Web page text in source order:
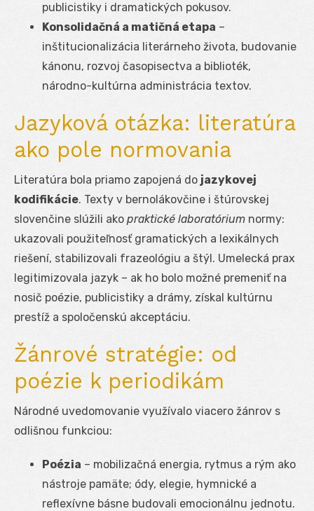
publicistiky i dramatických pokusov.
Konsolidačná a matičná etapa –
inštitucionalizácia literárneho života, budovanie
kánonu, rozvoj časopisectva a biblioték,
národno-kultúrna administrácia textov.
Jazyková otázka: literatúra
ako pole normovania
Literatúra bola priamo zapojená do jazykovej
kodifikácie. Texty v bernolákovčine i štúrovskej
slovenčine slúžili ako praktické laboratórium normy:
ukazovali použiteľnosť gramatických a lexikálnych
riešení, stabilizovali frazeológiu a štýl. Umelecká prax
legitimizovala jazyk – ak ho bolo možné premeniť na
nosič poézie, publicistiky a drámy, získal kultúrnu
prestíž a spoločenskú akceptáciu.
Žánrové stratégie: od
poézie k periodikám
Národné uvedomovanie využívalo viacero žánrov s
odlišnou funkciou:
Poézia – mobilizačná energia, rytmus a rým ako
nástroje pamäte; ódy, elegie, hymnické a
reflexívne básne budovali emocionálnu jednotu.